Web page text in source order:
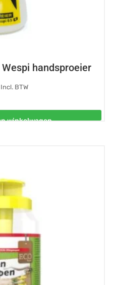
handsproeier
Incl. BTW
winkelwagen